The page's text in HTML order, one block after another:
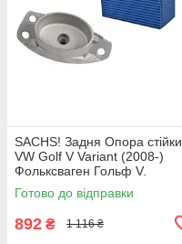
SACHS! Задня Опора стійки
VW Golf V Variant (2008-)
Фольксваген Гольф V.
Овальна. SM9708 , 802339 ,
KB957.08 , VKDA40125
Готово до відправки
892 ₴ 1 116 ₴